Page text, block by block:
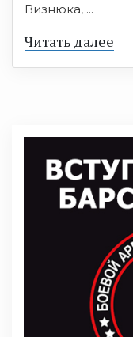
Визнюка, ...
Читать далее